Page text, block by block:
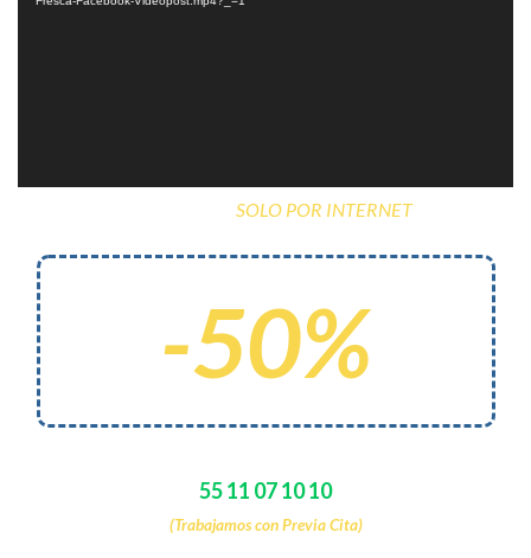
SOLO POR INTERNET
-50%
55 11 07 10 10
(Trabajamos con Previa Cita)